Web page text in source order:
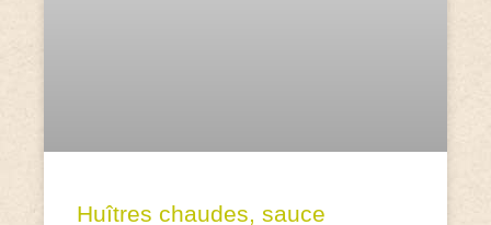
Huîtres chaudes, sauce